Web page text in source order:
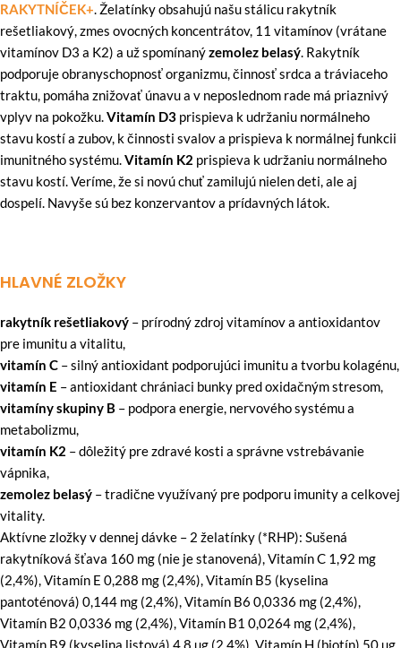
RAKYTNÍČEK+. Želatínky obsahujú našu stálicu rakytník
rešetliakový, zmes ovocných koncentrátov, 11 vitamínov (vrátane
vitamínov D3 a K2) a už spomínanýzemolez belasý. Rakytník
podporuje obranyschopnosť organizmu, činnosť srdca a tráviaceho
traktu, pomáha znižovať únavu a v neposlednom rade má priaznivý
vplyv na pokožku.Vitamín D3 prispieva k udržaniu normálneho
stavu kostí a zubov, k činnosti svalov a prispieva k normálnej funkcii
imunitného systému.Vitamín K2 prispieva k udržaniu normálneho
stavu kostí. Veríme, že si novú chuť zamilujú nielen deti, ale aj
dospelí. Navyše sú bez konzervantov a prídavných látok.
HLAVNÉ ZLOŽKY
rakytník rešetliakový – prírodný zdroj vitamínov a antioxidantov
pre imunitu a vitalitu,
vitamín C – silný antioxidant podporujúci imunitu a tvorbu kolagénu,
vitamín E – antioxidant chrániaci bunky pred oxidačným stresom,
vitamíny skupiny B – podpora energie, nervového systému a
metabolizmu,
vitamín K2 – dôležitý pre zdravé kosti a správne vstrebávanie
vápnika,
zemolez belasý – tradične využívaný pre podporu imunity a celkovej
vitality.
Aktívne zložky v dennej dávke – 2 želatínky (*RHP): Sušená
rakytníková šťava 160 mg (nie je stanovená), Vitamín C 1,92 mg
(2,4%), Vitamín E 0,288 mg (2,4%), Vitamín B5 (kyselina
pantoténová) 0,144 mg (2,4%), Vitamín B6 0,0336 mg (2,4%),
Vitamín B2 0,0336 mg (2,4%), Vitamín B1 0,0264 mg (2,4%),